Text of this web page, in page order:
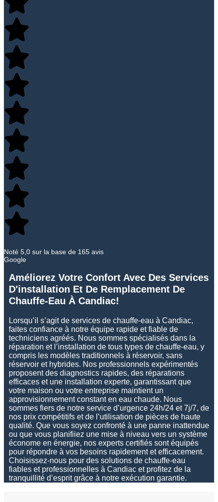
Noté 5,0 sur la base de 165 avis
Google
Améliorez Votre Confort Avec Des Services
D'installation Et De Remplacement De
Chauffe-Eau À Candiac!
Lorsqu’il s’agit de services de chauffe-eau à Candiac,
faites confiance à notre équipe rapide et fiable de
techniciens agréés. Nous sommes spécialisés dans la
réparation et l’installation de tous types de chauffe-eau, y
compris les modèles traditionnels à réservoir, sans
réservoir et hybrides. Nos professionnels expérimentés
proposent des diagnostics rapides, des réparations
efficaces et une installation experte, garantissant que
votre maison ou votre entreprise maintient un
approvisionnement constant en eau chaude. Nous
sommes fiers de notre service d’urgence 24h/24 et 7j/7, de
nos prix compétitifs et de l’utilisation de pièces de haute
qualité. Que vous soyez confronté à une panne inattendue
ou que vous planifiiez une mise à niveau vers un système
économe en énergie, nos experts certifiés sont équipés
pour répondre à vos besoins rapidement et efficacement.
Choisissez-nous pour des solutions de chauffe-eau
fiables et professionnelles à Candiac et profitez de la
tranquillité d’esprit grâce à notre exécution garantie.